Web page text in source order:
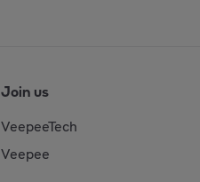
Join us
VeepeeTech
Veepee